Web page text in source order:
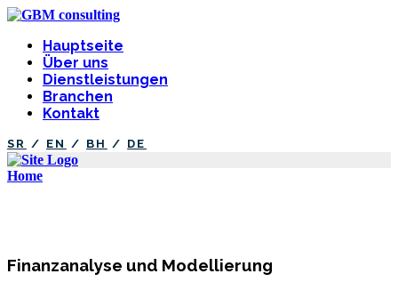
Hauptseite
Über uns
Dienstleistungen
Branchen
Kontakt
SR / EN / BH / DE
Home
Finanzanalyse und Modellierung